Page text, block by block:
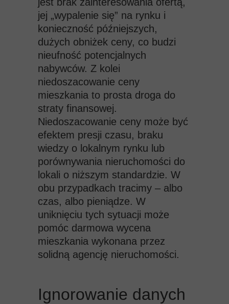
jej „wypalenie się” na rynku i
konieczność późniejszych,
dużych obniżek ceny, co budzi
nieufność potencjalnych
nabywców. Z kolei
niedoszacowanie ceny
mieszkania to prosta droga do
straty finansowej.
Niedoszacowanie ceny może być
efektem presji czasu, braku
wiedzy o lokalnym rynku lub
porównywania nieruchomości do
lokali o niższym standardzie. W
obu przypadkach tracimy – albo
czas, albo pieniądze. W
uniknięciu tych sytuacji może
pomóc darmowa wycena
mieszkania wykonana przez
solidną agencję nieruchomości.
Ignorowanie danych